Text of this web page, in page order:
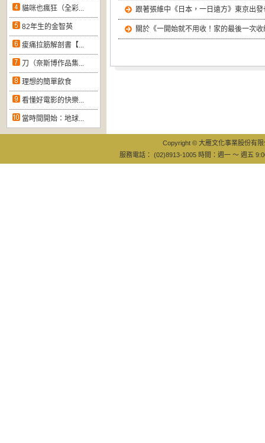
貓咪也瘋狂（全彩...
82年生的金智英
痠痛拉筋解剖書【...
刀（奈斯博作品集...
理想的簡單飲食
看懂好電影的快樂...
當時間開始：地球...
跟著張維中《日本，一日遠方》東京出
關於《一開始就不用收！家的最後一次
Copyright © 大雁文化事業股份有
服務電話： (02)8913-1005 時間：週一 ～ 週五